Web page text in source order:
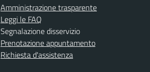
Amministrazione trasparente
Leggi le FAQ
Segnalazione disservizio
Prenotazione appuntamento
Richiesta d'assistenza